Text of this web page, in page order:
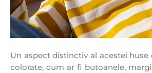
Un aspect distinctiv al acestei
colorate, cum ar fi butoanele,